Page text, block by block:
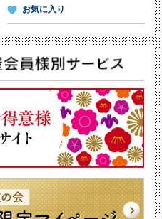
お気に入り